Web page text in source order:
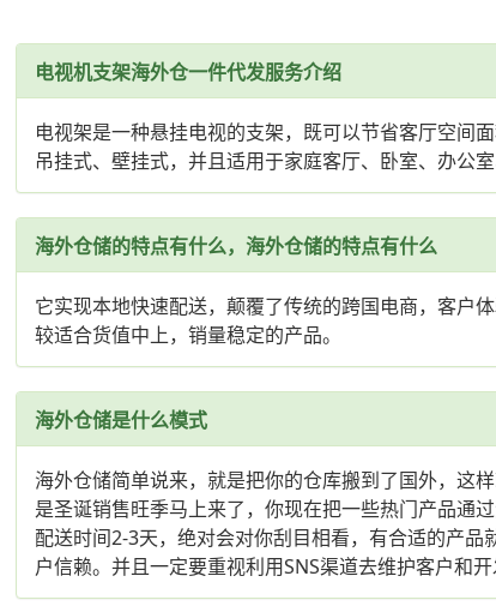
电视机支架海外仓一件代发服务介绍
电视架是一种悬挂电视的支架，既可以节省客厅空间
吊挂式、壁挂式，并且适用于家庭客厅、卧室、办公
海外仓储的特点有什么，海外仓储的特点有什么
它实现本地快速配送，颠覆了传统的跨国电商，客户
较适合货值中上，销量稳定的产品。
海外仓储是什么模式
海外仓储简单说来，就是把你的仓库搬到了国外，这
是圣诞销售旺季马上来了，你现在把一些热门产品通
配送时间2-3天，绝对会对你刮目相看，有合适的产
户信赖。并且一定要重视利用SNS渠道去维护客户和开